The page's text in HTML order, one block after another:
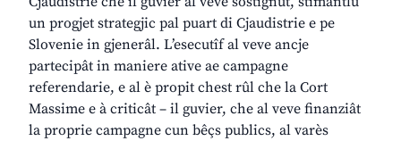
un progjet strategjic pal puart di Cjaudistrie e pe
Slovenie in gjenerâl. L’esecutîf al veve ancje
partecipât in maniere ative ae campagne
referendarie, e al è propit chest rûl che la Cort
Massime e à criticât – il guvier, che al veve finanziât
la proprie campagne cun bêçs publics, al varès